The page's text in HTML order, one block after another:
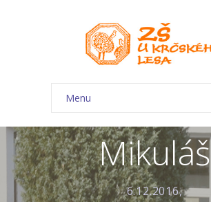
Menu
O škole
-- Charakteristika školy
-- Plán školního roku
Mikuláš
6.12.2016,